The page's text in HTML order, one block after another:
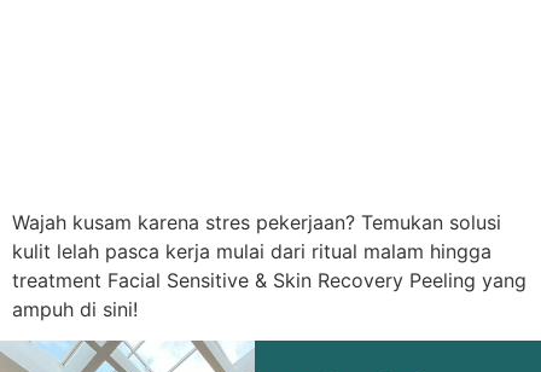
Wajah kusam karena stres pekerjaan? Temukan solusi
kulit lelah pasca kerja mulai dari ritual malam hingga
treatment Facial Sensitive & Skin Recovery Peeling yang
ampuh di sini!